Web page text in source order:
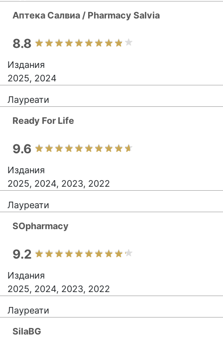
Аптека Салвиа / Pharmacy Salvia
8.8
Издания
2025, 2024
Лауреати
Ready For Life
9.6
Издания
2025, 2024, 2023, 2022
Лауреати
SOpharmacy
9.2
Издания
2025, 2024, 2023, 2022
Лауреати
SilaBG